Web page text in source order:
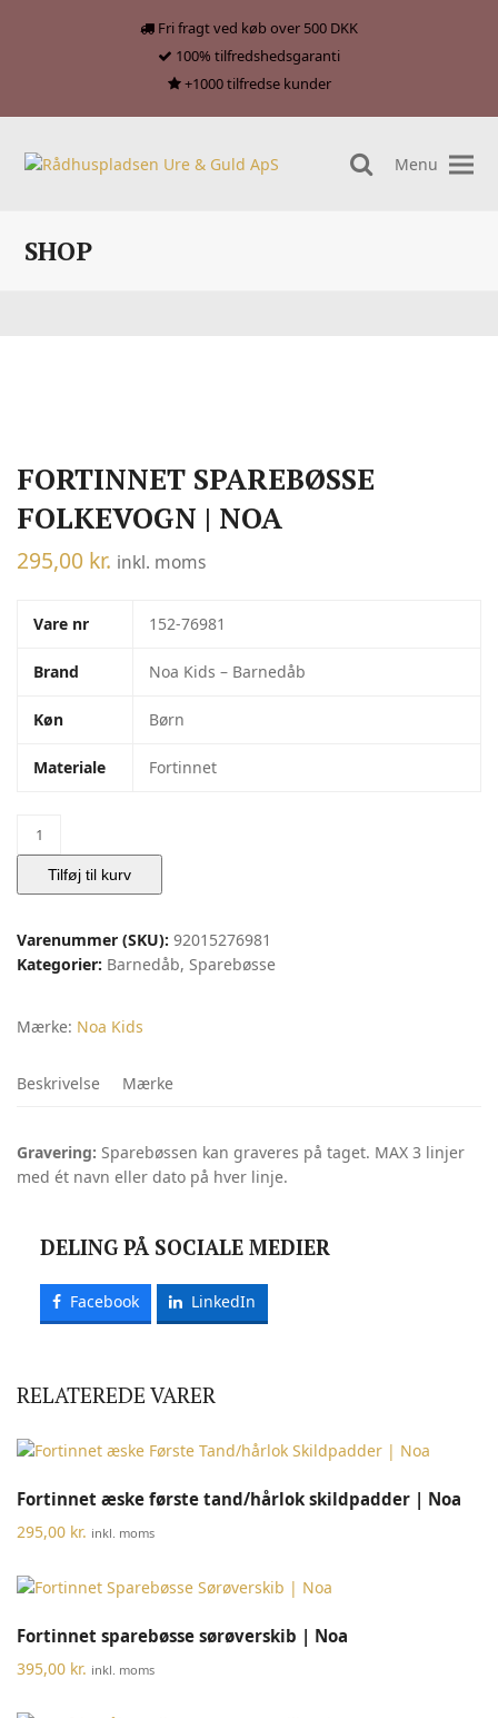
Fri fragt ved køb over 500 DKK
100% tilfredshedsgaranti
+1000 tilfredse kunder
search
Menu
SHOP
FORTINNET SPAREBØSSE
FOLKEVOGN | NOA
295,00 kr. inkl. moms
Vare nr 152-76981
Brand Noa Kids – Barnedåb
Køn Børn
Materiale Fortinnet
Fortinnet
sparebøsse
folkevogn
|
antal
Tilføj til kurv
Varenummer (SKU): 92015276981
Kategorier: Barnedåb, Sparebøsse
Mærke: Noa Kids
Beskrivelse Mærke
Gravering: Sparebøssen kan graveres på taget. MAX 3 linjer
med ét navn eller dato på hver linje.
DELING PÅ SOCIALE MEDIER
Facebook LinkedIn
RELATEREDE VARER
Fortinnet æske første tand/hårlok skildpadder | Noa
295,00 kr. inkl. moms
Fortinnet sparebøsse sørøverskib | Noa
395,00 kr. inkl. moms